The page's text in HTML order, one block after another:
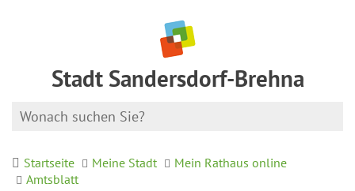
Stadt Sandersdorf-Brehna
Startseite Meine Stadt
Mein Rathaus online
Amtsblatt